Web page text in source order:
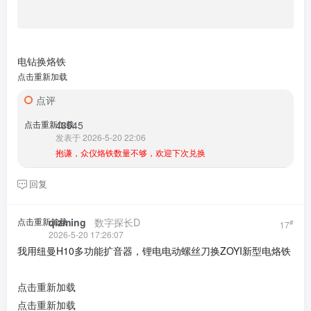
电钻换烙铁
点击重新加载
点评
点击重新加载
43545
发表于 2026-5-20 22:06
抱谦，众仪烙铁数量不够，欢迎下次兑换
回复
点击重新加载 17#
qizming 数字探长D
2026-5-20 17:26:07
我用纽曼H10多功能扩音器，锂电电动螺丝刀换ZOYI新型电烙铁
点击重新加载
点击重新加载